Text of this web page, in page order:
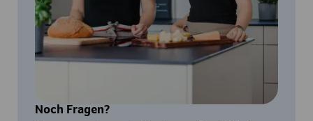
Noch Fragen?